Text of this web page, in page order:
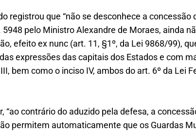
registrou que “não se desconhece a concessão
pelo Ministro Alexandre de Moraes, ainda
efeito ex nunc (art. 11, §1º, da Lei 9868/99),
expressões das capitais dos Estados e com
bem como o inciso IV, ambos do art. 6º da Lei
“ao contrário do aduzido pela defesa, a
permitem automaticamente que os Guardas